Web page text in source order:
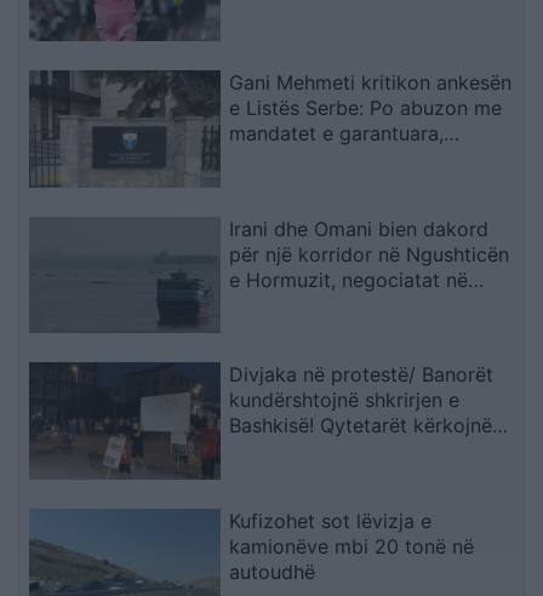
Gani Mehmeti kritikon ankesën
e Listës Serbe: Po abuzon me
mandatet e garantuara,
Irani dhe Omani bien dakord
për një korridor në Ngushticën
e Hormuzit, negociatat në
Divjaka në protestë/ Banorët
kundërshtojnë shkrirjen e
Bashkisë! Qytetarët kërkojnë
Kufizohet sot lëvizja e
kamionëve mbi 20 tonë në
autoudhë